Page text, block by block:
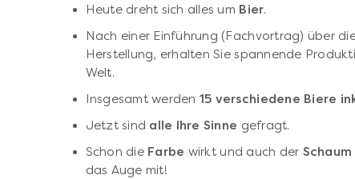
Heute dreht sich alles um Bier.
Nach einer Einführung (Fachvortrag) über
Herstellung, erhalten Sie spannende
Welt.
Insgesamt werden 15 verschiedene Biere
Jetzt sind alle Ihre Sinne gefragt.
Schon die Farbe wirkt und auch der Schaum
das Auge mit!